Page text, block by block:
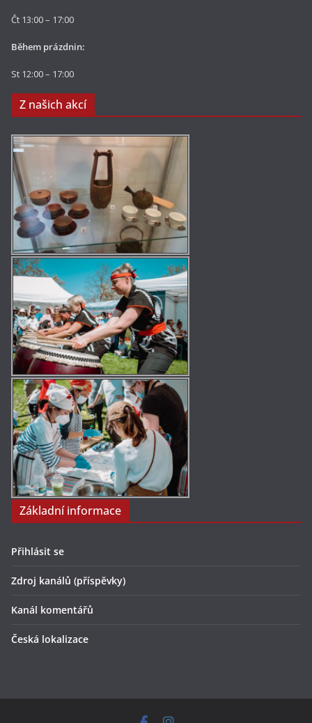
Čt 13:00 – 17:00
Během prázdnin:
St 12:00 – 17:00
Z našich akcí
Základní informace
Přihlásit se
Zdroj kanálů (příspěvky)
Kanál komentářů
Česká lokalizace